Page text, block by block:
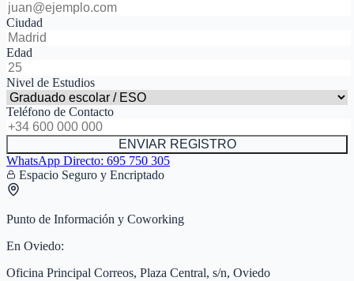
Ciudad
Edad
Nivel de Estudios
Teléfono de Contacto
ENVIAR REGISTRO
WhatsApp Directo: 695 750 305
Espacio Seguro y Encriptado
Punto de Información y Coworking
En Oviedo:
Oficina Principal Correos, Plaza Central, s/n, Oviedo